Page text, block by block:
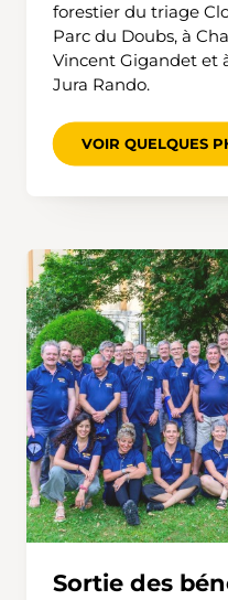
forestier du triage
Parc du Doubs, à
Vincent Gigandet et
Jura Rando.
VOIR QUELQUES
Sortie des